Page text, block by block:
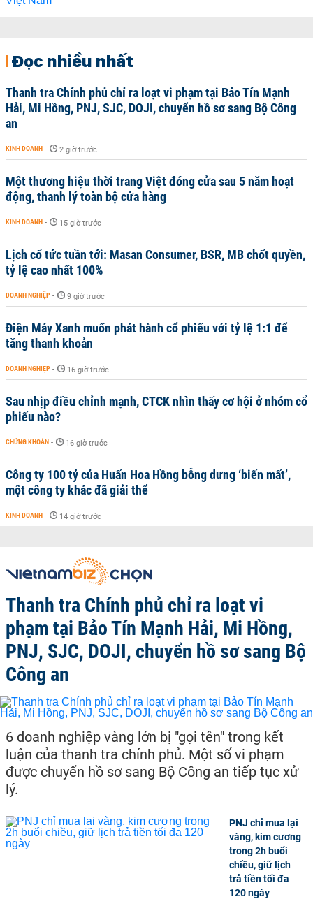
Đọc nhiều nhất
Thanh tra Chính phủ chỉ ra loạt vi phạm tại Bảo Tín Mạnh
Hải, Mi Hồng, PNJ, SJC, DOJI, chuyển hồ sơ sang Bộ Công
an
KINH DOANH - 2 giờ trước
Một thương hiệu thời trang Việt đóng cửa sau 5 năm hoạt
động, thanh lý toàn bộ cửa hàng
KINH DOANH - 15 giờ trước
Lịch cổ tức tuần tới: Masan Consumer, BSR, MB chốt quyền,
tỷ lệ cao nhất 100%
DOANH NGHIỆP - 9 giờ trước
Điện Máy Xanh muốn phát hành cổ phiếu với tỷ lệ 1:1 để
tăng thanh khoản
DOANH NGHIỆP - 16 giờ trước
Sau nhịp điều chỉnh mạnh, CTCK nhìn thấy cơ hội ở nhóm cổ
phiếu nào?
CHỨNG KHOÁN - 16 giờ trước
Công ty 100 tỷ của Huấn Hoa Hồng bỗng dưng ‘biến mất’,
một công ty khác đã giải thể
KINH DOANH - 14 giờ trước
Thanh tra Chính phủ chỉ ra loạt vi
phạm tại Bảo Tín Mạnh Hải, Mi Hồng,
PNJ, SJC, DOJI, chuyển hồ sơ sang Bộ
Công an
6 doanh nghiệp vàng lớn bị "gọi tên" trong kết
luận của thanh tra chính phủ. Một số vi phạm
được chuyển hồ sơ sang Bộ Công an tiếp tục xử
lý.
PNJ chỉ mua lại
vàng, kim cương
trong 2h buổi
chiều, giữ lịch
trả tiền tối đa
120 ngày